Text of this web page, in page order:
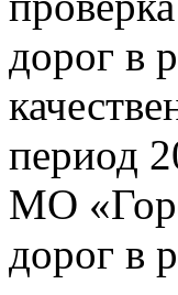
дорог в
период
МО
дорог в